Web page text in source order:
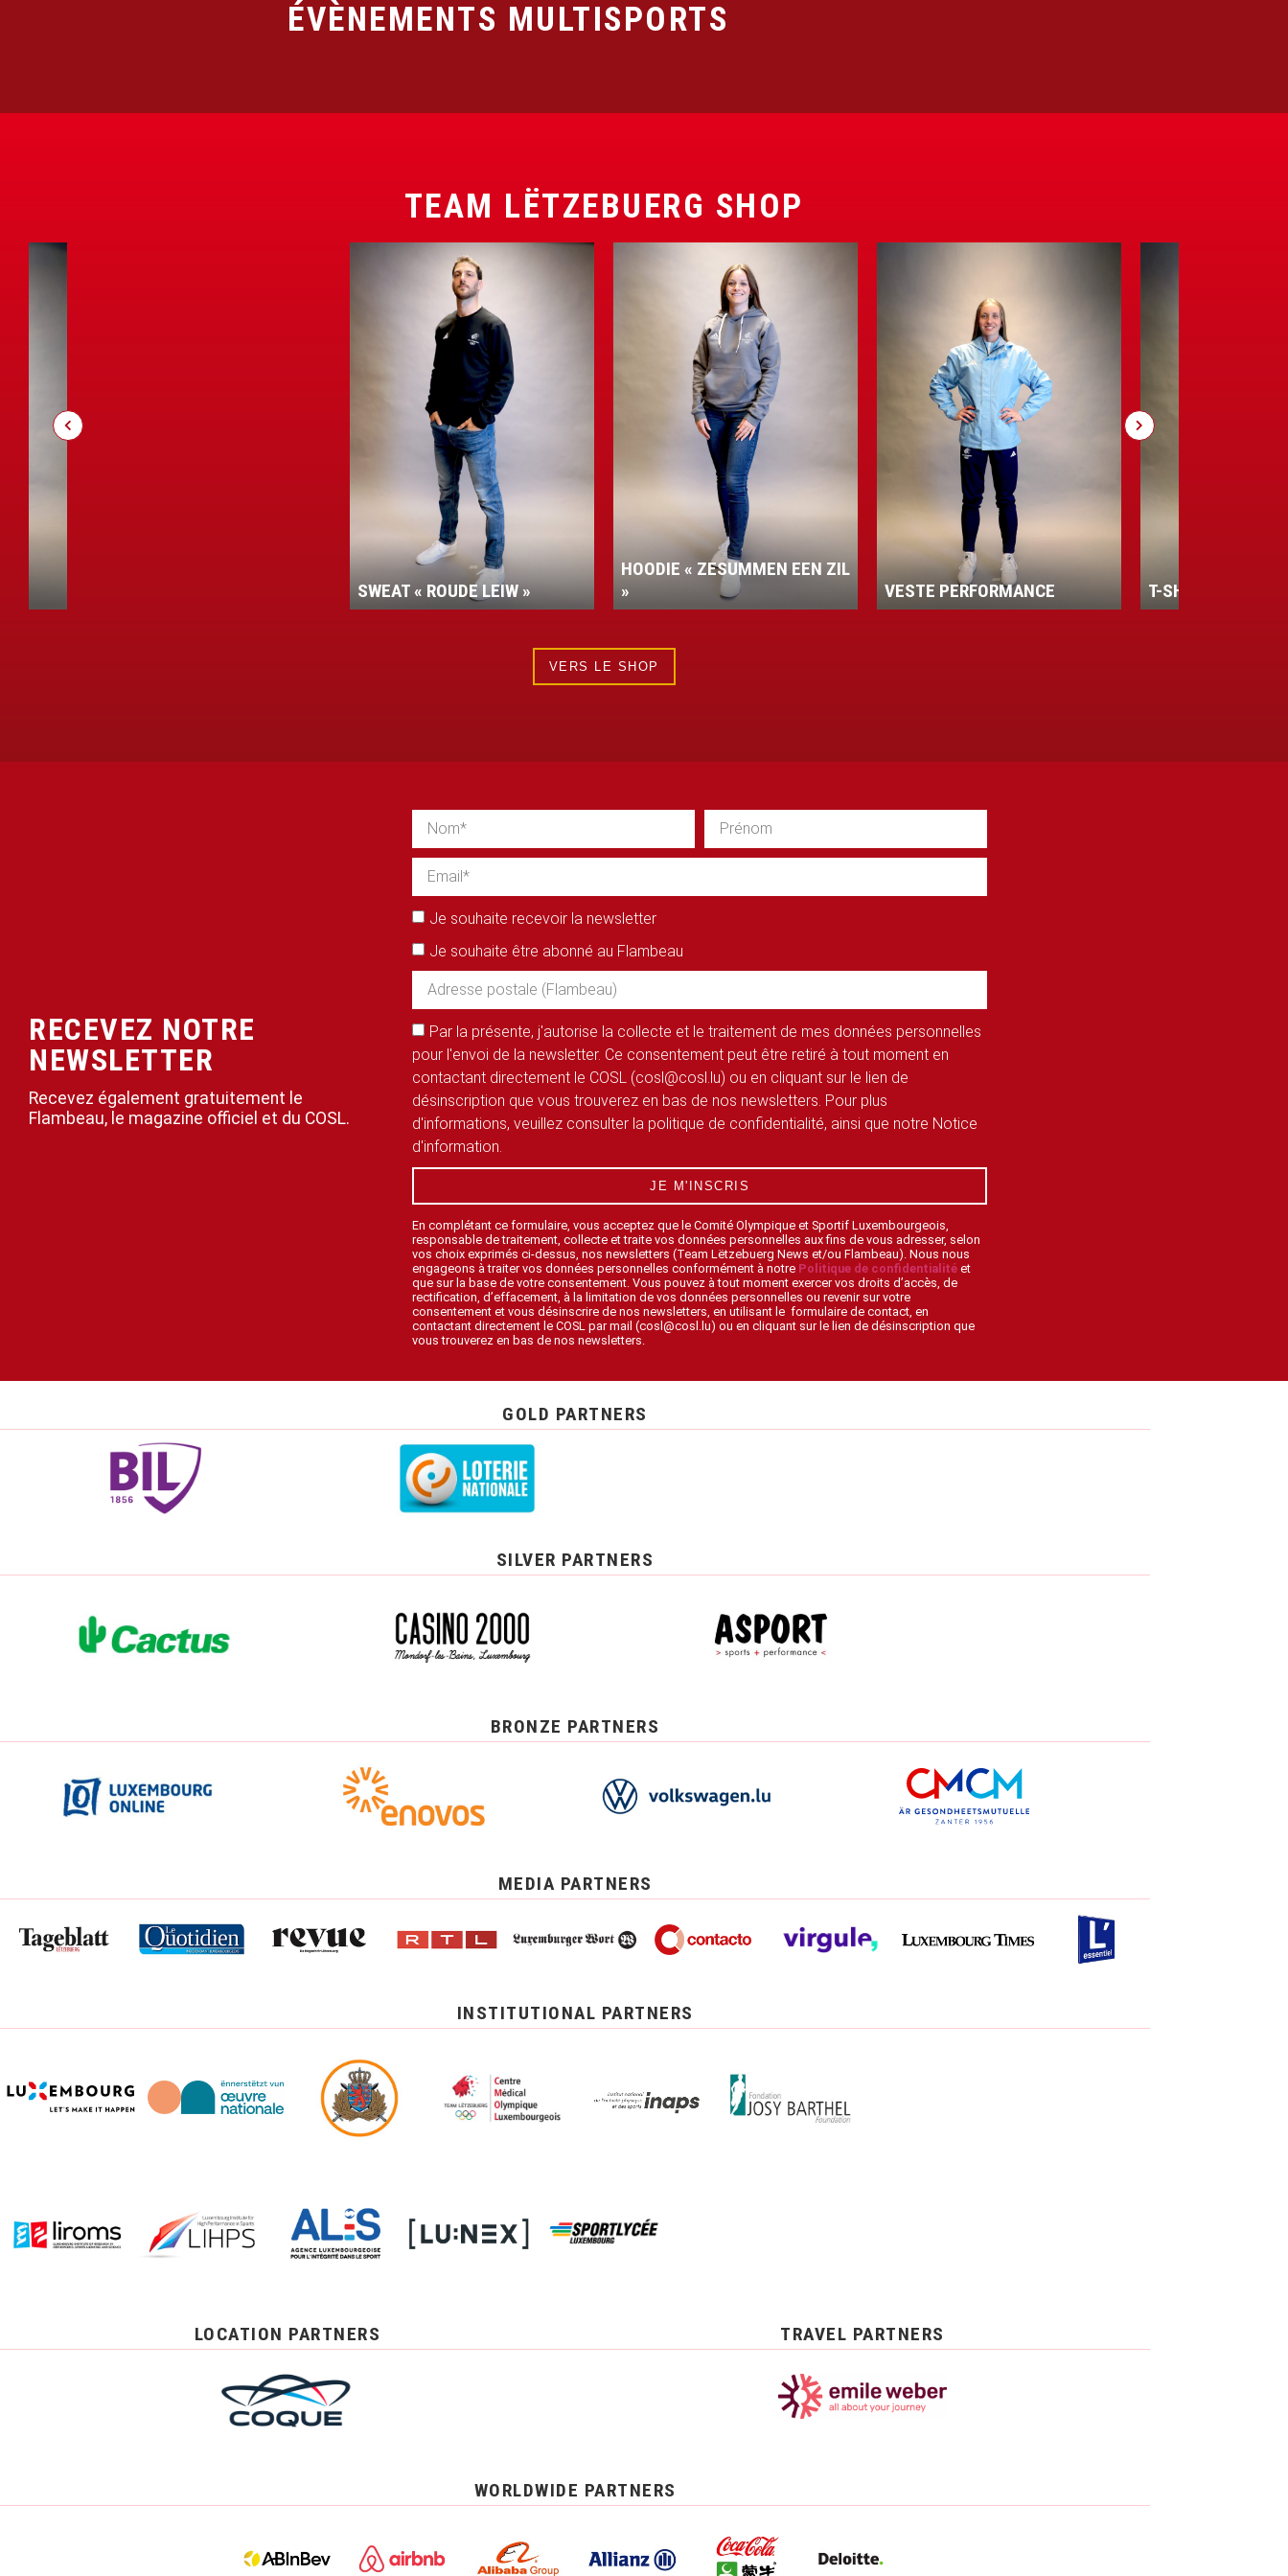
ÉVÈNEMENTS MULTISPORTS
TEAM LËTZEBUERG SHOP
SWEAT « ROUDE LEIW »
HOODIE « ZESUMMEN EEN ZIL
»
VESTE PERFORMANCE T-SHIRT HOMME
VERS LE SHOP
RECEVEZ NOTRE
NEWSLETTER
Recevez également gratuitement le
Flambeau, le magazine officiel et du COSL.
Je souhaite recevoir la newsletter
Je souhaite être abonné au Flambeau
Par la présente, j'autorise la collecte et le traitement de mes données personnelles
pour l'envoi de la newsletter. Ce consentement peut être retiré à tout moment en
contactant directement le COSL (cosl@cosl.lu) ou en cliquant sur le lien de
désinscription que vous trouverez en bas de nos newsletters. Pour plus
d'informations, veuillez consulter la politique de confidentialité, ainsi que notre Notice
d'information.
JE M'INSCRIS
En complétant ce formulaire, vous acceptez que le Comité Olympique et Sportif Luxembourgeois,
responsable de traitement, collecte et traite vos données personnelles aux fins de vous adresser, selon
vos choix exprimés ci-dessus, nos newsletters (Team Lëtzebuerg News et/ou Flambeau). Nous nous
engageons à traiter vos données personnelles conformément à notre Politique de confidentialité et
que sur la base de votre consentement. Vous pouvez à tout moment exercer vos droits d’accès, de
rectification, d’effacement, à la limitation de vos données personnelles ou revenir sur votre
consentement et vous désinscrire de nos newsletters, en utilisant le formulaire de contact, en
contactant directement le COSL par mail (cosl@cosl.lu) ou en cliquant sur le lien de désinscription que
vous trouverez en bas de nos newsletters.
GOLD PARTNERS
SILVER PARTNERS
BRONZE PARTNERS
MEDIA PARTNERS
INSTITUTIONAL PARTNERS
LOCATION PARTNERS TRAVEL PARTNERS
WORLDWIDE PARTNERS